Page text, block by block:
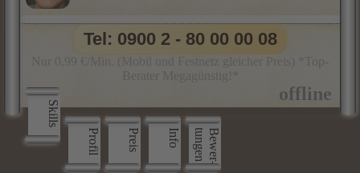
Skills
Profil
Preis Info B
e
w
e
r
­
t
u
n
g
e
n
Tel: 0900 2 - 80 00 00 08